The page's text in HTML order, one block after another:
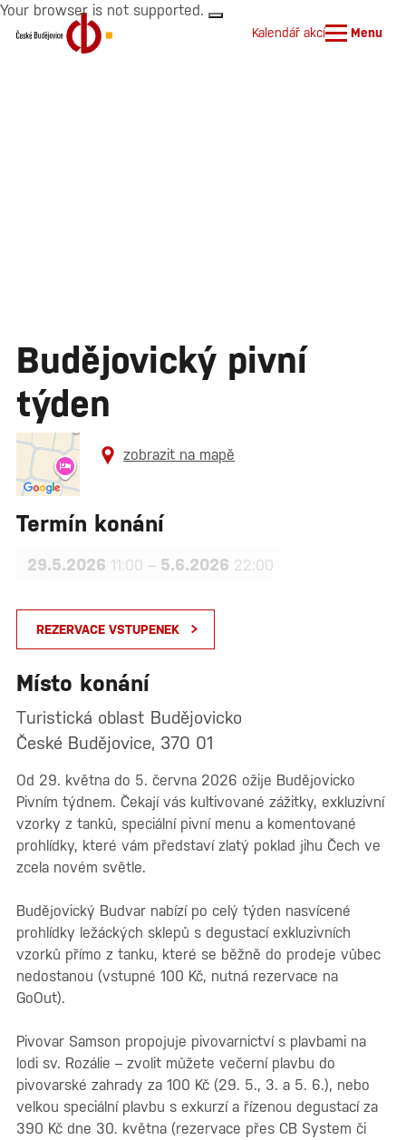
Your browser is not supported.
Kalendář akcí Menu
Budějovický pivní
týden
zobrazit na mapě
Termín konání
29.5.2026 11:00 – 5.6.2026 22:00
REZERVACE VSTUPENEK
Místo konání
Turistická oblast Budějovicko
České Budějovice, 370 01
Od 29. května do 5. června 2026 ožije Budějovicko
Pivním týdnem. Čekají vás kultivované zážitky, exkluzivní
vzorky z tanků, speciální pivní menu a komentované
prohlídky, které vám představí zlatý poklad jihu Čech ve
zcela novém světle.
Budějovický Budvar nabízí po celý týden nasvícené
prohlídky ležáckých sklepů s degustací exkluzivních
vzorků přímo z tanku, které se běžně do prodeje vůbec
nedostanou (vstupné 100 Kč, nutná rezervace na
GoOut).
Pivovar Samson propojuje pivovarnictví s plavbami na
lodi sv. Rozálie – zvolit můžete večerní plavbu do
pivovarské zahrady za 100 Kč (29. 5., 3. a 5. 6.), nebo
velkou speciální plavbu s exkurzí a řízenou degustací za
390 Kč dne 30. května (rezervace přes CB System či